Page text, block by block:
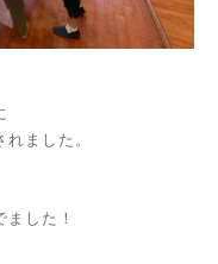
ました。
した！